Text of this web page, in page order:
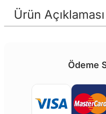
Ürün Açıklaması
Ödeme